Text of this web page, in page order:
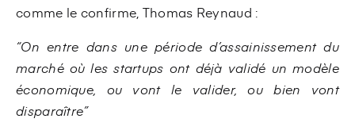
comme le confirme, Thomas Reynaud :
“On entre dans une période d’assainissement du
marché où les startups ont déjà validé un modèle
économique, ou vont le valider, ou bien vont
disparaître”